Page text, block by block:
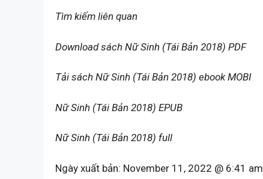
Tìm kiếm liên quan
Download sách Nữ Sinh (Tái Bản 2018) PDF
Tải sách Nữ Sinh (Tái Bản 2018) ebook MOBI
Nữ Sinh (Tái Bản 2018) EPUB
Nữ Sinh (Tái Bản 2018) full
Ngày xuất bản: November 11, 2022 @ 6:41 am